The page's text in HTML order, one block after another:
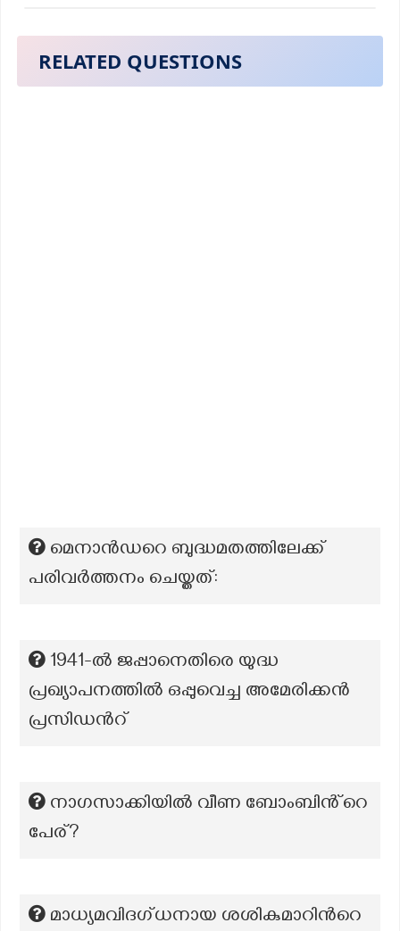
RELATED QUESTIONS
മെനാൻഡറെ ബുദ്ധമതത്തിലേക്ക്
പരിവർത്തനം ചെയ്തത്:
1941-ൽ ജപ്പാനെതിരെ യുദ്ധ
പ്രഖ്യാപനത്തിൽ ഒപ്പുവെച്ച അമേരിക്കൻ
പ്രസിഡൻറ്
നാഗസാക്കിയിൽ വീണ ബോംബിൻ്റെ
പേര്?
മാധ്യമവിദഗ്ധനായ ശശികുമാറിന്‍റെ